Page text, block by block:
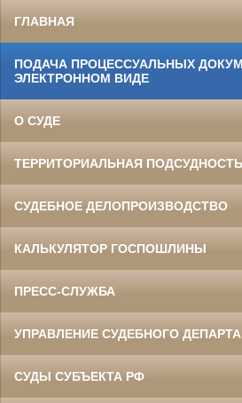
ГЛАВНАЯ
ПОДАЧА ПРОЦЕССУАЛЬНЫХ
ЭЛЕКТРОННОМ ВИДЕ
О СУДЕ
ТЕРРИТОРИАЛЬНАЯ ПОДСУДНОСТЬ
СУДЕБНОЕ ДЕЛОПРОИЗВОДСТВО
КАЛЬКУЛЯТОР ГОСПОШЛИНЫ
ПРЕСС-СЛУЖБА
УПРАВЛЕНИЕ СУДЕБНОГО
СУДЫ СУБЪЕКТА РФ